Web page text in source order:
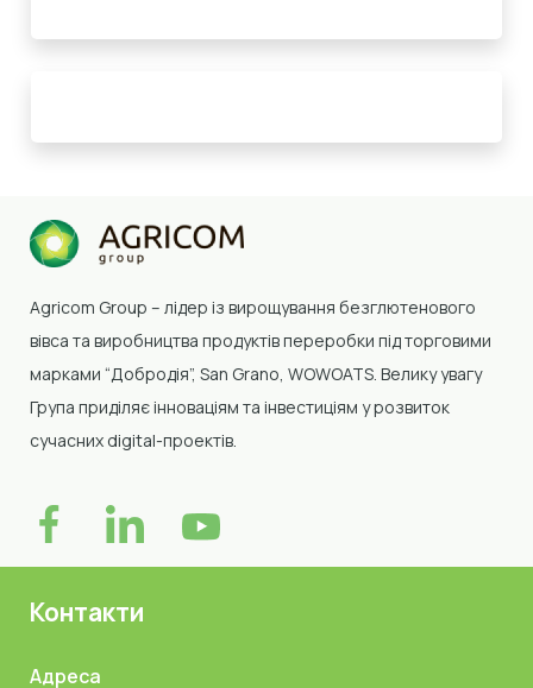
Agricom Group – лідер із вирощування безглютенового
вівса та виробництва продуктів переробки під торговими
марками “Добродія”, San Grano, WOWOATS. Велику увагу
Група приділяє інноваціям та інвестиціям у розвиток
сучасних digital-проектів.
Контакти
Адреса